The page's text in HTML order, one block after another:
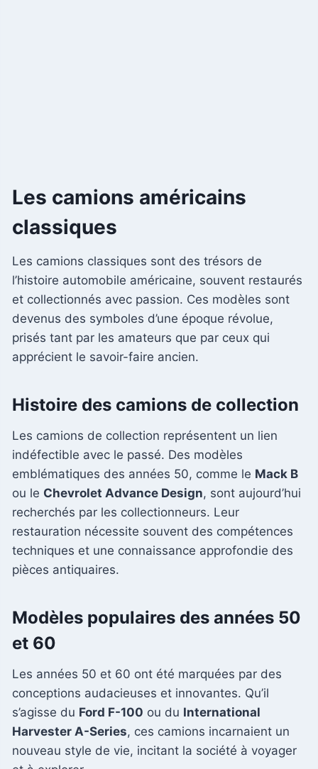
Les camions américains
classiques
Les camions classiques sont des trésors de
l’histoire automobile américaine, souvent restaurés
et collectionnés avec passion. Ces modèles sont
devenus des symboles d’une époque révolue,
prisés tant par les amateurs que par ceux qui
apprécient le savoir-faire ancien.
Histoire des camions de collection
Les camions de collection représentent un lien
indéfectible avec le passé. Des modèles
emblématiques des années 50, comme le Mack B
ou le Chevrolet Advance Design, sont aujourd’hui
recherchés par les collectionneurs. Leur
restauration nécessite souvent des compétences
techniques et une connaissance approfondie des
pièces antiquaires.
Modèles populaires des années 50
et 60
Les années 50 et 60 ont été marquées par des
conceptions audacieuses et innovantes. Qu’il
s’agisse du Ford F-100 ou du International
Harvester A-Series, ces camions incarnaient un
nouveau style de vie, incitant la société à voyager